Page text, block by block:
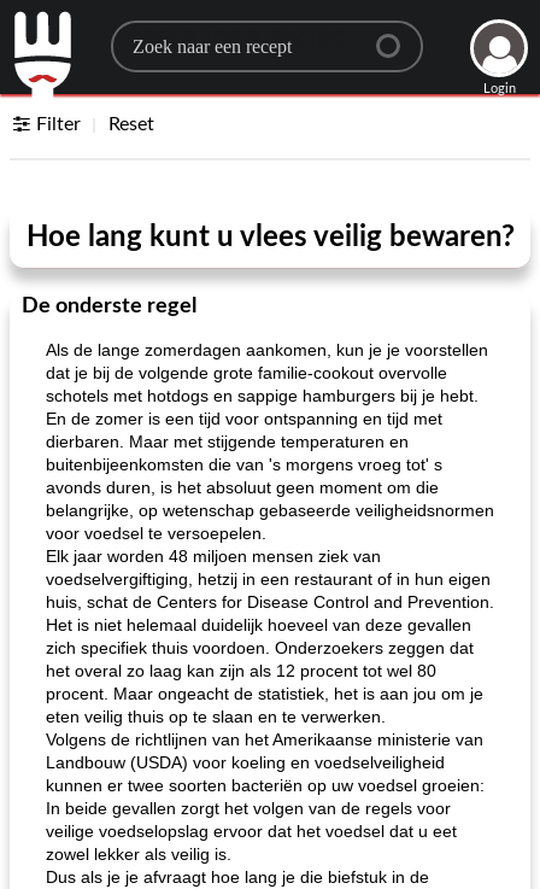
Search for a recipe
Login
Filter Reset
Hoe lang kunt u vlees veilig bewaren?
De onderste regel
Als de lange zomerdagen aankomen, kun je je voorstellen
dat je bij de volgende grote familie-cookout overvolle
schotels met hotdogs en sappige hamburgers bij je hebt.
En de zomer is een tijd voor ontspanning en tijd met
dierbaren. Maar met stijgende temperaturen en
buitenbijeenkomsten die van 's morgens vroeg tot' s
avonds duren, is het absoluut geen moment om die
belangrijke, op wetenschap gebaseerde veiligheidsnormen
voor voedsel te versoepelen.
Elk jaar worden 48 miljoen mensen ziek van
voedselvergiftiging, hetzij in een restaurant of in hun eigen
huis, schat de Centers for Disease Control and Prevention.
Het is niet helemaal duidelijk hoeveel van deze gevallen
zich specifiek thuis voordoen. Onderzoekers zeggen dat
het overal zo laag kan zijn als 12 procent tot wel 80
procent. Maar ongeacht de statistiek, het is aan jou om je
eten veilig thuis op te slaan en te verwerken.
Volgens de richtlijnen van het Amerikaanse ministerie van
Landbouw (USDA) voor koeling en voedselveiligheid
kunnen er twee soorten bacteriën op uw voedsel groeien:
In beide gevallen zorgt het volgen van de regels voor
veilige voedselopslag ervoor dat het voedsel dat u eet
zowel lekker als veilig is.
Dus als je je afvraagt ​​hoe lang je die biefstuk in de